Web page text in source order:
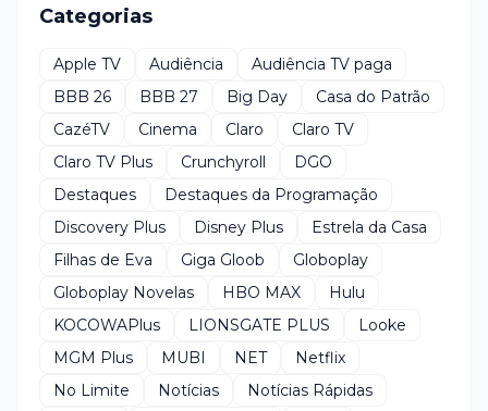
Categorias
Apple TV Audiência
Audiência TV paga
BBB 26
BBB 27 Big Day
Casa do Patrão
CazéTV
Cinema Claro
Claro TV
Claro TV Plus
Crunchyroll
DGO
Destaques
Destaques da Programação
Discovery Plus
Disney Plus
Estrela da Casa
Filhas de Eva
Giga Gloob
Globoplay
Globoplay Novelas
HBO MAX
Hulu
KOCOWAPlus
LIONSGATE PLUS
Looke
MGM Plus
MUBI NET
Netflix
No Limite
Notícias
Notícias Rápidas